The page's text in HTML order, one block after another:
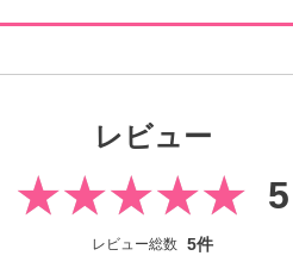
レビュー
5
レビュー総数 5件